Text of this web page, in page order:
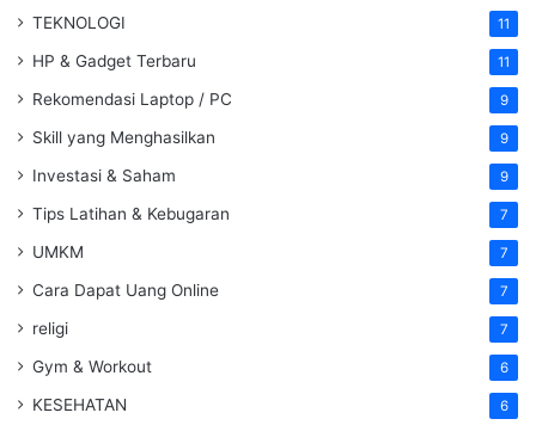
TEKNOLOGI 11
HP & Gadget Terbaru 11
Rekomendasi Laptop / PC 9
Skill yang Menghasilkan 9
Investasi & Saham 9
Tips Latihan & Kebugaran 7
UMKM 7
Cara Dapat Uang Online 7
religi 7
Gym & Workout 6
KESEHATAN 6